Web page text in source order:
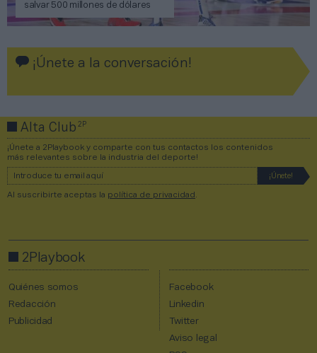
salvar 500 millones de dólares
¡Únete a la conversación!
Alta Club2P
¡Únete a 2Playbook y comparte con tus contactos los contenidos
más relevantes sobre la industria del deporte!
Al suscribirte aceptas la política de privacidad
2Playbook
Quiénes somos
Redacción
Publicidad
Facebook
Linkedin
Twitter
Aviso legal